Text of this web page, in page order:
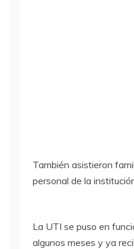
También asistieron
personal de la
La UTI se puso en
algunos meses y ya